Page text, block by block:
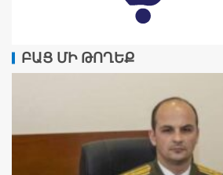
ԲԱՑ ՄԻ ԹՈՂԵՔ